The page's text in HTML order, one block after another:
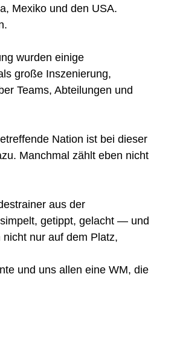
Mexiko und den USA.
wurden einige
große Inszenierung,
Teams, Abteilungen und
Nation ist bei dieser
Manchmal zählt eben nicht
aus der
getippt, gelacht — und
nur auf dem Platz,
und uns allen eine WM, die